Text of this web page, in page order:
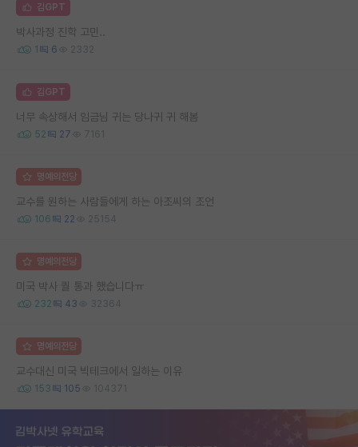
김GPT
박사과정 진학 고민..
1 6 2332
김GPT
너무 속상해서 임금님 귀는 당나귀 귀 해봄
52 27 7161
명예의전당
교수를 원하는 사람들에게 하는 아조씨의 조언
106 22 25154
명예의전당
미국 박사 퀄 통과 했습니다ㅠ
232 43 32364
명예의전당
교수대신 미국 빅테크에서 일하는 이유
153 105 104371